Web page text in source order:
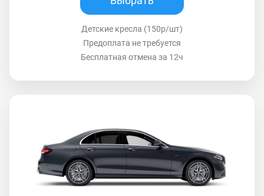
Детские кресла (150р/шт)
Предоплата не требуется
Бесплатная отмена за 12ч